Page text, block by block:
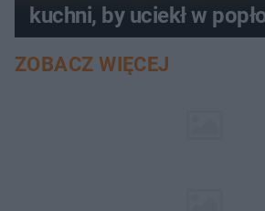
kuchni, by uciekł w
ZOBACZ WIĘCEJ